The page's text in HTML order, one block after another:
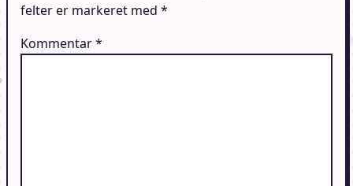
felter er markeret med *
Kommentar*